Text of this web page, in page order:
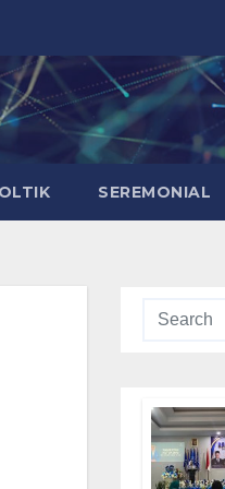
SEREMONIAL